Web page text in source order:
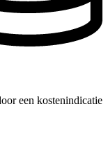
een kostenindicatie